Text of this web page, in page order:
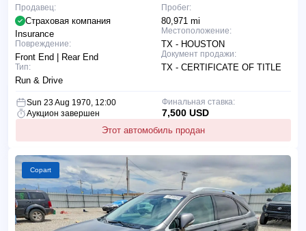
Пробег:
80,971 mi
Местоположение:
TX - HOUSTON
Документ продажи:
TX - CERTIFICATE OF TITLE
Продавец:
Страховая компания
Insurance
Повреждение:
Front End | Rear End
Тип:
Run & Drive
Sun 23 Aug 1970, 12:00
Аукцион завершен
Этот автомобиль продан
Финальная ставка:
7,500 USD
Copart